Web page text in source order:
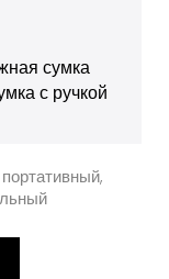
сумка
с ручкой